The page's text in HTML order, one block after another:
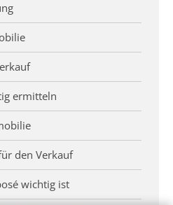
ermitteln
den Verkauf
wichtig ist